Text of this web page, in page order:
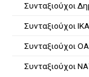
Συνταξιούχοι
Συνταξιούχοι ΙΚΑ
Συνταξιούχοι
Συνταξιούχοι